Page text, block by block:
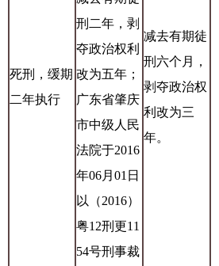
死刑，缓期
二年执行
刑二年，剥
夺政治权利
改为五年；
广东省肇庆
市中级人民
法院于2016
年06月01日
以（2016）
粤12刑更11
54号刑事裁
减去有期徒
刑六个月，
剥夺政治权
利改为三
年。